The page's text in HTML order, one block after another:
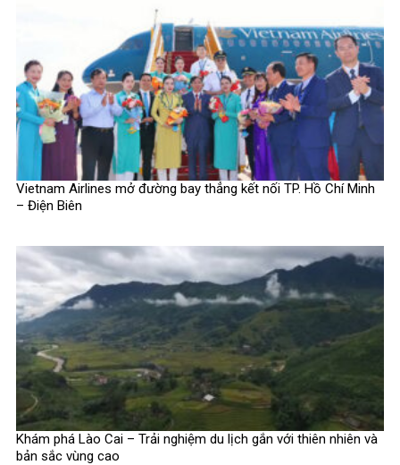
Vietnam Airlines mở đường bay thẳng kết nối TP. Hồ Chí Minh
– Điện Biên
Khám phá Lào Cai – Trải nghiệm du lịch gắn với thiên nhiên và
bản sắc vùng cao